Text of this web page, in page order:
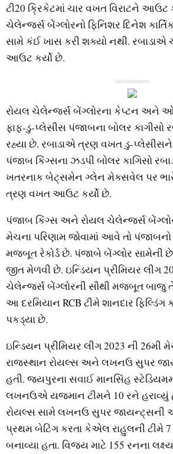
ટી20 ક્રિકેટમાં ચાર વખત વિરાટને આઉટ
ચેલેન્જર્સ બેંગ્લોરનો ફિનિશર દિનેશ
સામે કંઈ ખાસ કરી શક્યો નથી. રબાડાએ
આઉટ કર્યો છે.
Advertisement
રોયલ ચેલેન્જર્સ બેંગ્લોરના કેપ્ટન અને
ફાફ-ડુ-પ્લેસીસ પંજાબના બોલર કાગીસો
રહ્યા છે. રબાડાએ ત્રણ વખત ડુ-
પંજાબ કિંગ્સના ઝડપી બોલર કાગિસો
ખતરનાક બેટ્સમેન ગ્લેન મેક્સવેલ પર
ત્રણ વખત આઉટ કર્યો છે.
પંજાબ કિંગ્સ અને રોયલ ચેલેન્જર્સ
મેચના પરિણામ જોવામાં આવે તો
મજબૂત રેકોર્ડ છે. પંજાબે બેંગ્લોર સામેની
જીત મેળવી છે. ઇન્ડિયન પ્રીમિયર લીગ
ચેલેન્જર્સ બેંગ્લોરની સૌથી મજબૂત બાજુ
આ દરમિયાન RCB ટીમે શાનદાર ફિલ્ડિંગ
પકડ્યા છે.
ઇન્ડિયન પ્રીમિયર લીગ 2023 ની 26મી
રાજસ્થાન રોયલ્સ અને લખનઉ સુપર
હતી. જયપુરના સવાઈ માનસિંહ
લખનઉએ યજમાન ટીમને 10 રને હરાવ્યું
રોયલ્સ સામે લખનઉ સુપર જાયન્ટ્સની
પ્રથમ બેટિંગ કરતા કેએલ રાહુલની ટીમે 7
બનાવ્યા હતા. વિજય માટે 155 રનના